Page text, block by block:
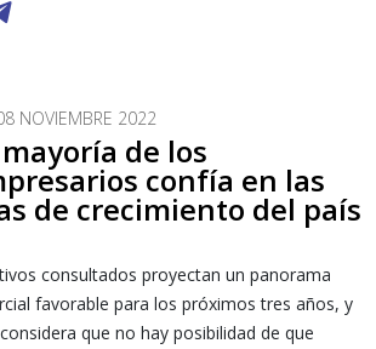
NOVIEMBRE 2022
de los
confía en las
de crecimiento del país
consultados proyectan un panorama
favorable para los próximos tres años, y
que no hay posibilidad de que